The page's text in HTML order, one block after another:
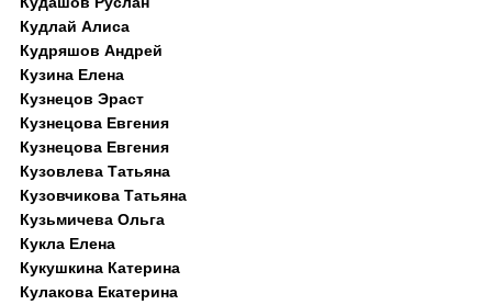
Кудлай Алиса
Кудряшов Андрей
Кузина Елена
Кузнецов Эраст
Кузнецова Евгения
Кузнецова Евгения
Кузовлева Татьяна
Кузовчикова Татьяна
Кузьмичева Ольга
Кукла Елена
Кукушкина Катерина
Кулакова Екатерина